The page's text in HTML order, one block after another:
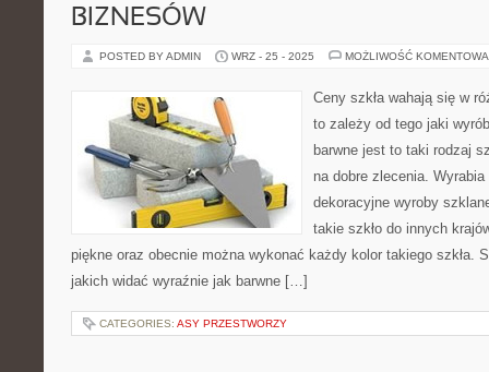
BIZNESÓW
POSTED BY ADMIN WRZ - 25 - 2025 MOŻLIWOŚĆ
Ceny szkła wahają się w
to zależy od tego jaki
barwne jest to taki rodzaj
na dobre zlecenia.
dekoracyjne wyroby
takie szkło do innych
piękne oraz obecnie można wykonać każdy kolor takiego szkła.
jakich widać wyraźnie jak barwne […]
CATEGORIES: ASY PRZESTWORZY